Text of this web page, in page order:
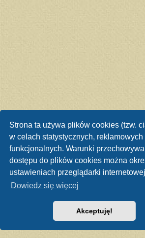
Strona ta używa plików cookies (tzw.
w celach statystycznych, reklamowych
funkcjonalnych. Warunki
dostępu do plików cookies można
ustawieniach przeglądarki
Dowiedz się więcej
Akceptuję!